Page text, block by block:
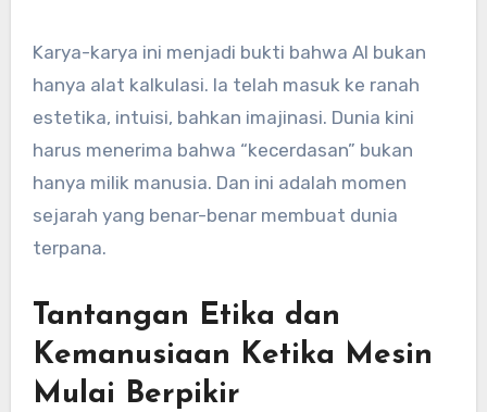
Karya-karya ini menjadi bukti bahwa AI bukan
hanya alat kalkulasi. Ia telah masuk ke ranah
estetika, intuisi, bahkan imajinasi. Dunia kini
harus menerima bahwa “kecerdasan” bukan
hanya milik manusia. Dan ini adalah momen
sejarah yang benar-benar membuat dunia
terpana.
Tantangan Etika dan
Kemanusiaan Ketika Mesin
Mulai Berpikir